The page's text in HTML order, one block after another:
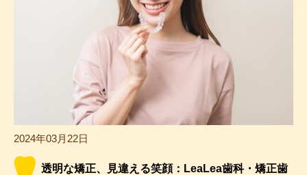
2024年03月22日
透明な矯正、見違える笑顔：LeaLea歯科・矯正歯